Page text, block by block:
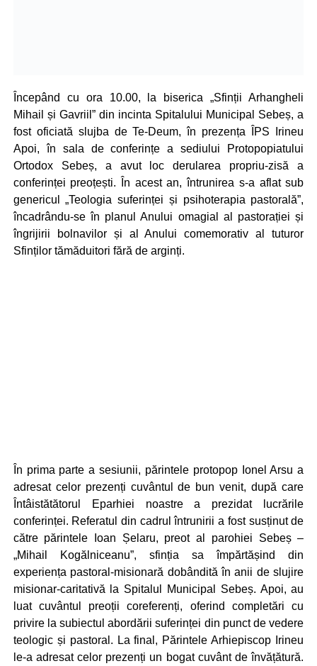
Începând cu ora 10.00, la biserica „Sfinții Arhangheli
Mihail și Gavriil” din incinta Spitalului Municipal Sebeș, a
fost oficiată slujba de Te-Deum, în prezența ÎPS Irineu
Apoi, în sala de conferințe a sediului Protopopiatului
Ortodox Sebeș, a avut loc derularea propriu-zisă a
conferinței preoțești. În acest an, întrunirea s-a aflat sub
genericul „Teologia suferinței și psihoterapia pastorală”,
încadrându-se în planul Anului omagial al pastorației și
îngrijirii bolnavilor și al Anului comemorativ al tuturor
Sfinților tămăduitori fără de arginți.
În prima parte a sesiunii, părintele protopop Ionel Arsu a
adresat celor prezenți cuvântul de bun venit, după care
Întâistătătorul Eparhiei noastre a prezidat lucrările
conferinței. Referatul din cadrul întrunirii a fost susținut de
către părintele Ioan Șelaru, preot al parohiei Sebeș –
„Mihail Kogălniceanu”, sfinția sa împărtășind din
experiența pastoral-misionară dobândită în anii de slujire
misionar-caritativă la Spitalul Municipal Sebeș. Apoi, au
luat cuvântul preoții coreferenți, oferind completări cu
privire la subiectul abordării suferinței din punct de vedere
teologic și pastoral. La final, Părintele Arhiepiscop Irineu
le-a adresat celor prezenți un bogat cuvânt de învățătură.